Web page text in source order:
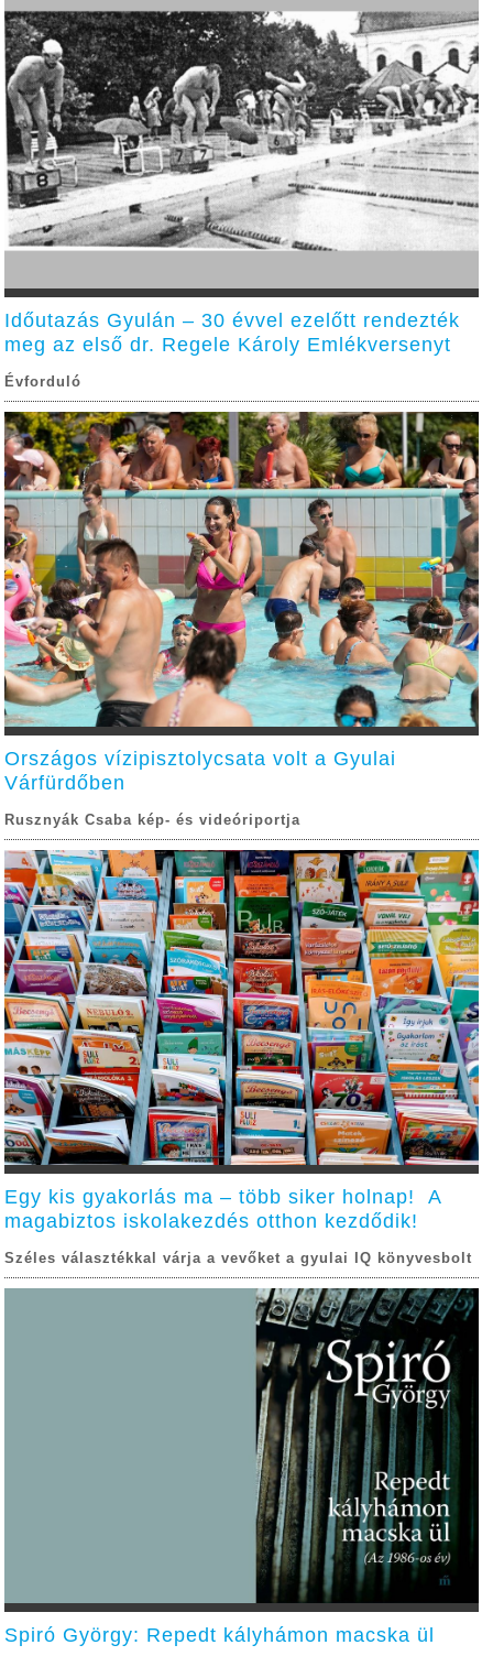
Időutazás Gyulán – 30 évvel ezelőtt rendezték
meg az első dr. Regele Károly Emlékversenyt
Évforduló
Országos vízipisztolycsata volt a Gyulai
Várfürdőben
Rusznyák Csaba kép- és videóriportja
Egy kis gyakorlás ma – több siker holnap! A
magabiztos iskolakezdés otthon kezdődik!
Széles választékkal várja a vevőket a gyulai IQ könyvesbolt
Spiró György: Repedt kályhámon macska ül